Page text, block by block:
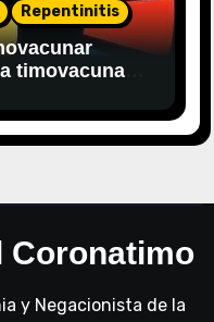
Repentinitis
timovacuna
Coronatimo
y Negacionista de la